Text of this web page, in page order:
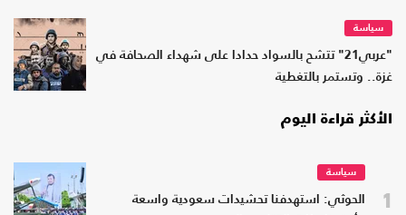
سياسة
"عربي21" تتشح بالسواد حدادا على شهداء الصحافة في
غزة.. وتستمر بالتغطية
الأكثر قراءة اليوم
1
سياسة
الحوثي: استهدفنا تحشيدات سعودية واسعة